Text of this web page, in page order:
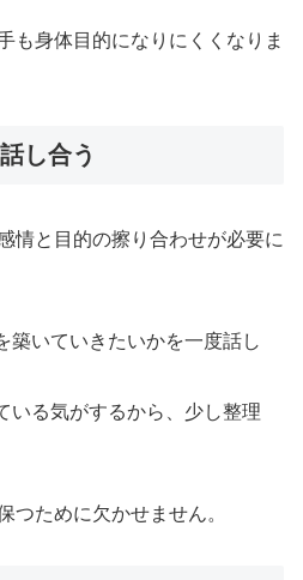
も身体目的になりにくくなりま
し合う
情と目的の擦り合わせが必要に
築いていきたいかを一度話し
いる気がするから、少し整理
つために欠かせません。